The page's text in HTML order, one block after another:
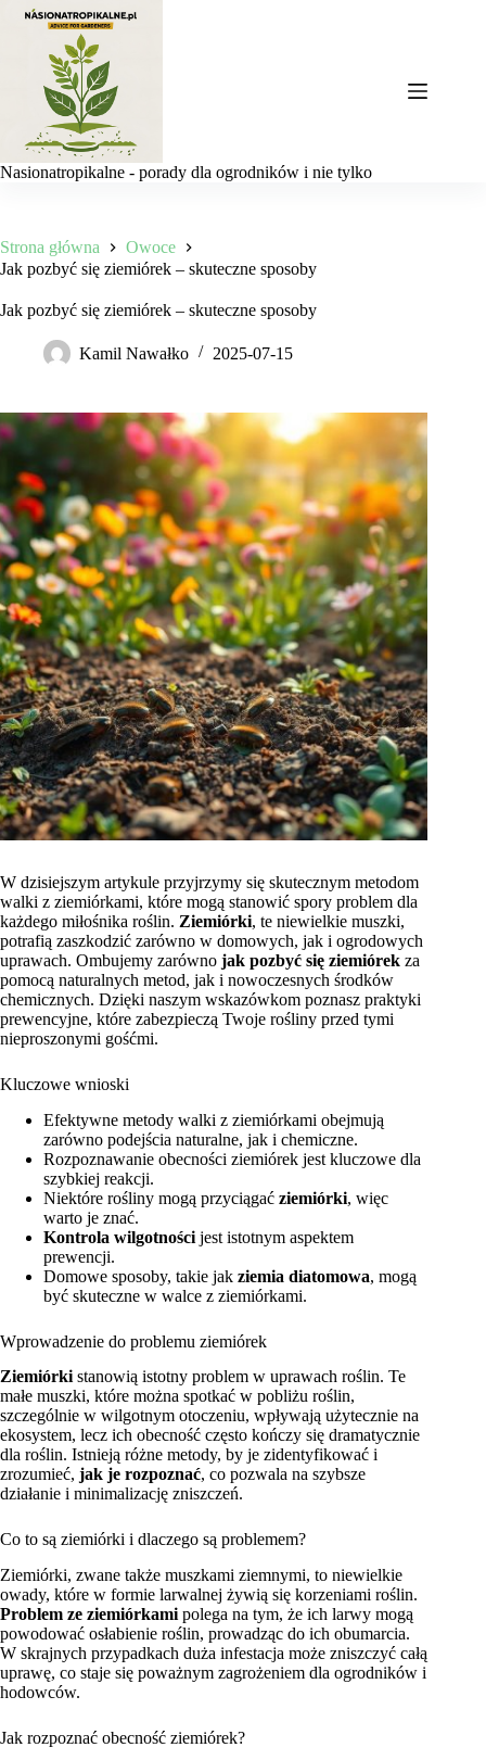
Przejdź
Nasionatropikalne - porady dla ogrodników i nie tylko
Strona główna
Owoce
Jak pozbyć się ziemiórek – skuteczne sposoby
Jak pozbyć się ziemiórek – skuteczne sposoby
Kamil Nawałko 2025-07-15
W dzisiejszym artykule przyjrzymy się skutecznym metodom
walki z ziemiórkami, które mogą stanowić spory problem dla
każdego miłośnika roślin. Ziemiórki, te niewielkie muszki,
potrafią zaszkodzić zarówno w domowych, jak i ogrodowych
uprawach. Ombujemy zarówno jak pozbyć się ziemiórek za
pomocą naturalnych metod, jak i nowoczesnych środków
chemicznych. Dzięki naszym wskazówkom poznasz praktyki
prewencyjne, które zabezpieczą Twoje rośliny przed tymi
nieproszonymi gośćmi.
Kluczowe wnioski
Efektywne metody walki z ziemiórkami obejmują
zarówno podejścia naturalne, jak i chemiczne.
Rozpoznawanie obecności ziemiórek jest kluczowe dla
szybkiej reakcji.
Niektóre rośliny mogą przyciągać ziemiórki, więc
warto je znać.
Kontrola wilgotności jest istotnym aspektem
prewencji.
Domowe sposoby, takie jak ziemia diatomowa, mogą
być skuteczne w walce z ziemiórkami.
Wprowadzenie do problemu ziemiórek
Ziemiórkistanowią istotny problem w uprawach roślin. Te
małe muszki, które można spotkać w pobliżu roślin,
szczególnie w wilgotnym otoczeniu, wpływają użytecznie na
ekosystem, lecz ich obecność często kończy się dramatycznie
dla roślin. Istnieją różne metody, by je zidentyfikować i
zrozumieć, jak je rozpoznać, co pozwala na szybsze
działanie i minimalizację zniszczeń.
Co to są ziemiórki i dlaczego są problemem?
Ziemiórki, zwane także muszkami ziemnymi, to niewielkie
owady, które w formie larwalnej żywią się korzeniami roślin.
Problem ze ziemiórkami polega na tym, że ich larwy mogą
powodować osłabienie roślin, prowadząc do ich obumarcia.
W skrajnych przypadkach duża infestacja może zniszczyć całą
uprawę, co staje się poważnym zagrożeniem dla ogrodników i
hodowców.
Jak rozpoznać obecność ziemiórek?